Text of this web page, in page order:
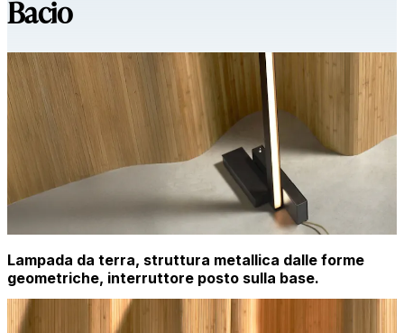
Bacio
Lampada da terra, struttura metallica dalle forme
geometriche, interruttore posto sulla base.